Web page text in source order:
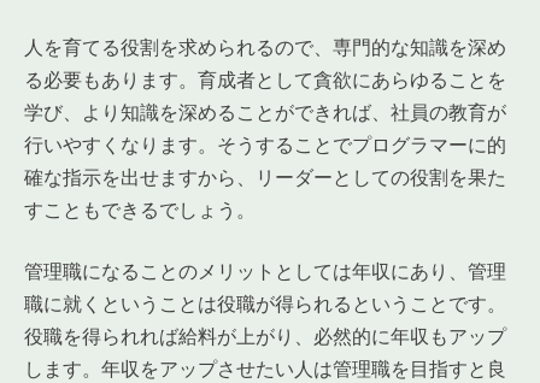
人を育てる役割を求められるので、専門的な知識を深め
る必要もあります。育成者として貪欲にあらゆることを
学び、より知識を深めることができれば、社員の教育が
行いやすくなります。そうすることでプログラマーに的
確な指示を出せますから、リーダーとしての役割を果た
すこともできるでしょう。
管理職になることのメリットとしては年収にあり、管理
職に就くということは役職が得られるということです。
役職を得られれば給料が上がり、必然的に年収もアップ
します。年収をアップさせたい人は管理職を目指すと良